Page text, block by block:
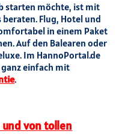
starten möchte, ist mit
Flug, Hotel und
in einem Paket
Auf den Balearen oder
Im HannoPortal.de
ganz einfach mit
.
von tollen